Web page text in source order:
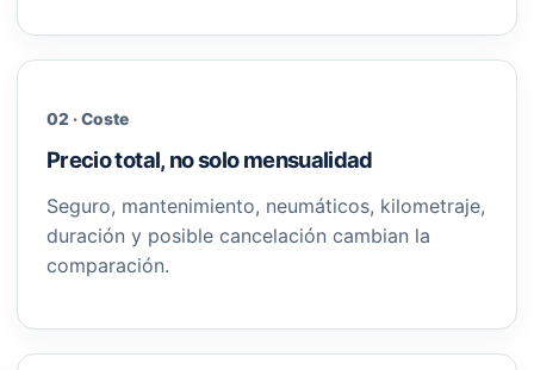
02 · Coste
Precio total, no solo mensualidad
Seguro, mantenimiento, neumáticos, kilometraje,
duración y posible cancelación cambian la
comparación.